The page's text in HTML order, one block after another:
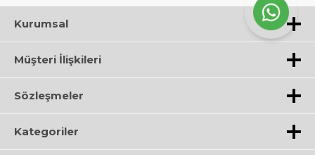
Kurumsal
Müşteri İlişkileri
Sözleşmeler
Kategoriler